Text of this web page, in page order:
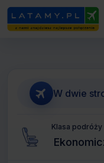
W dwie
Klasa podróży